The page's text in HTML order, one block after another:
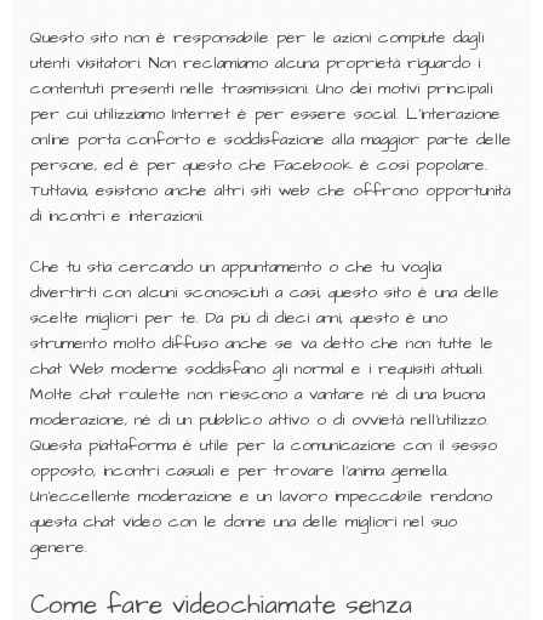
Questo sito non è responsabile per le azioni compiute dagli
utenti visitatori. Non reclamiamo alcuna proprietà riguardo i
contentuti presenti nelle trasmissioni. Uno dei motivi principali
per cui utilizziamo Internet è per essere social. L’interazione
online porta conforto e soddisfazione alla maggior parte delle
persone, ed è per questo che Facebook è così popolare.
Tuttavia, esistono anche altri siti web che offrono opportunità
di incontri e interazioni.
Che tu stia cercando un appuntamento o che tu voglia
divertirti con alcuni sconosciuti a casi, questo sito è una delle
scelte migliori per te. Da più di dieci anni, questo è uno
strumento molto diffuso anche se va detto che non tutte le
chat Web moderne soddisfano gli normal e i requisiti attuali.
Molte chat roulette non riescono a vantare né di una buona
moderazione, né di un pubblico attivo o di ovvietà nell’utilizzo.
Questa piattaforma è utile per la comunicazione con il sesso
opposto, incontri casuali e per trovare l’anima gemella.
Un’eccellente moderazione e un lavoro impeccabile rendono
questa chat video con le donne una delle migliori nel suo
genere.
Come fare videochiamate senza